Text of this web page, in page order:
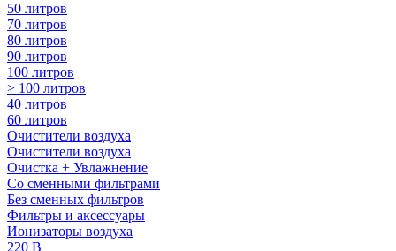
50 литров
70 литров
80 литров
90 литров
100 литров
> 100 литров
40 литров
60 литров
Очистители воздуха
Очистители воздуха
Очистка + Увлажнение
Cо сменными фильтрами
Без сменных фильтров
Фильтры и аксессуары
Ионизаторы воздуха
220 В